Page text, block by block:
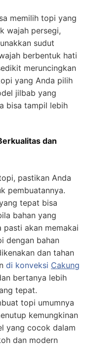
memilih topi yang
wajah persegi,
sudut
berbentuk hati
meruncingkan
yang Anda pilih
jilbab yang
bisa tampil lebih
dan
pastikan Anda
pembuatannya.
tepat bisa
bahan yang
pasti akan memakai
dengan bahan
dan tahan
di konveksi Cakung
bertanya lebih
tepat.
topi umumnya
kemungkinan
yang cocok dalam
dan modern